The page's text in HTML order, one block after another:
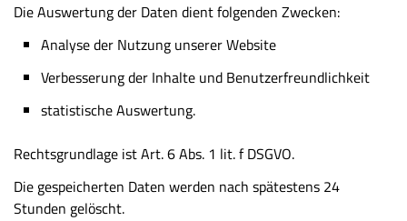
Die Auswertung der Daten dient folgenden Zwecken:
Analyse der Nutzung unserer Website
Verbesserung der Inhalte und Benutzerfreundlichkeit
statistische Auswertung.
Rechtsgrundlage ist Art. 6 Abs. 1 lit. f DSGVO.
Die gespeicherten Daten werden nach spätestens 24
Stunden gelöscht.